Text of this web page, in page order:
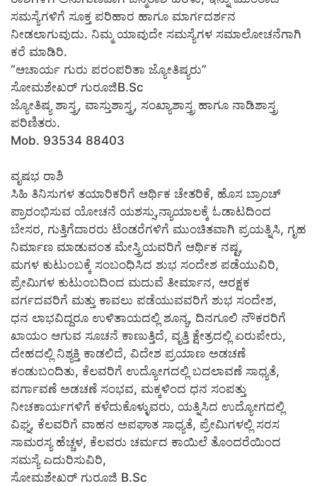
ಸಮಸ್ಯೆಗಳಿಗೆ ಸೂಕ್ತ ಪರಿಹಾರ ಹಾಗೂ ಮಾರ್ಗದರ್ಶನ
ನೀಡಲಾಗುವುದು. ನಿಮ್ಮ ಯಾವುದೇ ಸಮಸ್ಯೆಗಳ ಸಮಾಲೋಚನೆಗಾಗಿ
ಕರೆ ಮಾಡಿರಿ.
“ಆಚಾರ್ಯ ಗುರು ಪರಂಪರಿತಾ ಜ್ಯೋತಿಷ್ಯರು”
ಸೋಮಶೇಖರ್ ಗುರೂಜಿB.Sc
ಜ್ಯೋತಿಷ್ಯ ಶಾಸ್ತ್ರ, ವಾಸ್ತುಶಾಸ್ತ್ರ, ಸಂಖ್ಯಾಶಾಸ್ತ್ರ ಹಾಗೂ ನಾಡಿಶಾಸ್ತ್ರ
ಪರಿಣಿತರು.
Mob. 93534 88403
ವೃಷಭ ರಾಶಿ
ಸಿಹಿ ತಿನಿಸುಗಳ ತಯಾರಿಕರಿಗೆ ಆರ್ಥಿಕ ಚೇತರಿಕೆ, ಹೊಸ ಬ್ರಾಂಚ್
ಪ್ರಾರಂಭಿಸುವ ಯೋಚನೆ ಯಶಸ್ಸು,ನ್ಯಾಯಾಲಕ್ಕೆ ಓಡಾಟದಿಂದ
ಬೇಸರ, ಗುತ್ತಿಗೆದಾರರು ಟೆಂಡರೆಗಳಿಗೆ ಮುಂಚಿತವಾಗಿ ಪ್ರಯತ್ನಿಸಿ, ಗೃಹ
ನಿರ್ಮಾಣ ಮಾಡುವಂತ ಮೇಸ್ತ್ರಿಯವರಿಗೆ ಆರ್ಥಿಕ ನಷ್ಟ,
ಮಗಳ ಕುಟುಂಬಕ್ಕೆ ಸಂಬಂಧಿಸಿದ ಶುಭ ಸಂದೇಶ ಪಡೆಯುವಿರಿ,
ಪ್ರೇಮಿಗಳ ಕುಟುಂಬದಿಂದ ಮದುವೆ ತೀರ್ಮಾನ, ಆರಕ್ಷಕ
ವರ್ಗದವರಿಗೆ ಮತ್ತು ಕಾವಲು ಪಡೆಯುವವರಿಗೆ ಶುಭ ಸಂದೇಶ,
ಧನ ಲಾಭವಿದ್ದರೂ ಉಳಿತಾಯದಲ್ಲಿ ಶೂನ್ಯ, ದಿನಗೂಲಿ ನೌಕರರಿಗೆ
ಖಾಯಂ ಆಗುವ ಸೂಚನೆ ಕಾಣುತ್ತಿದೆ, ವೃತ್ತಿ ಕ್ಷೇತ್ರದಲ್ಲಿ ಏರುಪೇರು,
ದೇಹದಲ್ಲಿ ನಿಶ್ಯಕ್ತಿ ಕಾಡಲಿದೆ, ವಿದೇಶ ಪ್ರಯಾಣ ಅಡಚಣೆ
ಕಂಡುಬಂದಿತು, ಕೆಲವರಿಗೆ ಉದ್ಯೋಗದಲ್ಲಿ ಬದಲಾವಣೆ ಸಾಧ್ಯತೆ,
ವರ್ಗಾವಣೆ ಅಡಚಣೆ ಸಂಭವ, ಮಕ್ಕಳಿಂದ ಧನ ಸಂಪತ್ತು
ನೀಚಕಾರ್ಯಗಳಿಗೆ ಕಳೆದುಕೊಳ್ಳುವರು, ಯತ್ನಿಸಿದ ಉದ್ಯೋಗದಲ್ಲಿ
ವಿಘ್ನ, ಕೆಲವರಿಗೆ ವಾಹನ ಅಪಘಾತ ಸಾಧ್ಯತೆ, ಪ್ರೇಮಿಗಳಲ್ಲಿ ಸರಸ
ಸಾಮರಸ್ಯ ಹೆಚ್ಚಳ, ಕೆಲವರು ಚರ್ಮದ ಕಾಯಿಲೆ ತೊಂದರೆಯಿಂದ
ಸಮಸ್ಯೆ ಎದುರಿಸುವಿರಿ,
ಸೋಮಶೇಖರ್ ಗುರೂಜಿ B.Sc